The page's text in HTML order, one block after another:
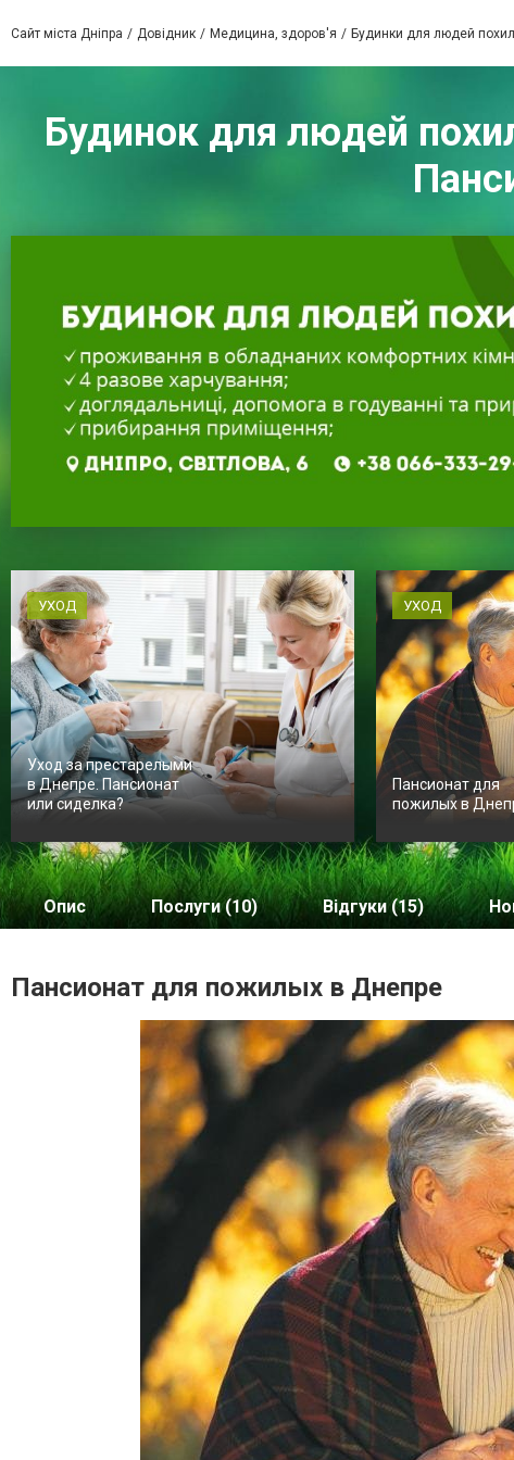
Сайт міста Дніпра Довідник Медицина, здоров'я Будинки для людей
Будинок для людей
УХОД
Уход за престарелыми
в Днепре. Пансионат
или сиделка?
УХОД
Пансионат для
пожилых в
Опис Послуги (10) Відгуки (15)
Пансионат для пожилых в Днепре